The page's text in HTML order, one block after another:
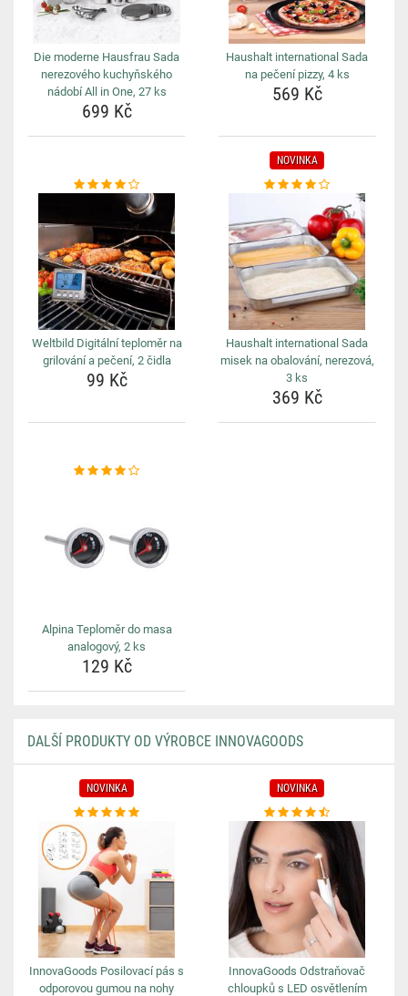
Die moderne Hausfrau Sada
nerezového kuchyňského
nádobí All in One, 27 ks
699 Kč
Haushalt international Sada
na pečení pizzy, 4 ks
569 Kč
Weltbild Digitální teploměr na
grilování a pečení, 2 čidla
99 Kč
NOVINKA
Haushalt international Sada
misek na obalování, nerezová,
3 ks
369 Kč
Alpina Teploměr do masa
analogový, 2 ks
129 Kč
DALŠÍ PRODUKTY OD VÝROBCE INNOVAGOODS
NOVINKA
InnovaGoods Posilovací pás s
odporovou gumou na nohy
NOVINKA
InnovaGoods Odstraňovač
chloupků s LED osvětlením